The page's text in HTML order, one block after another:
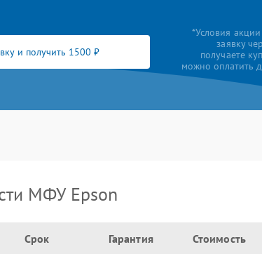
и получить 1500 ₽
*Условия
заявку
получаете
можно оплатить
МФУ Epson
Срок Гарантия Стоимость